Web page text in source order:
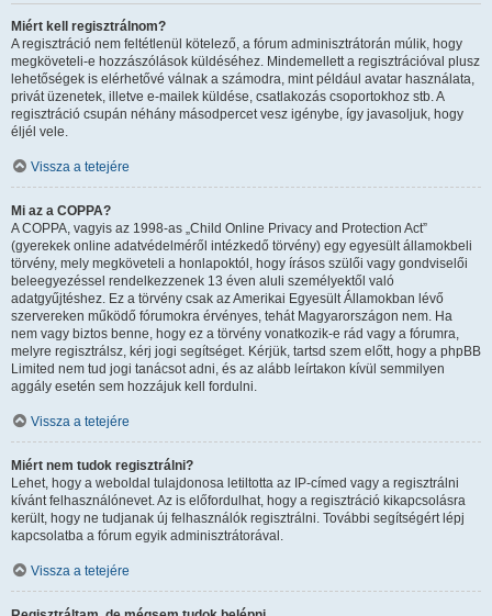
Miért kell regisztrálnom?
A regisztráció nem feltétlenül kötelező, a fórum adminisztrátorán múlik, hogy
megköveteli-e hozzászólások küldéséhez. Mindemellett a regisztrációval plusz
lehetőségek is elérhetővé válnak a számodra, mint például avatar használata,
privát üzenetek, illetve e-mailek küldése, csatlakozás csoportokhoz stb. A
regisztráció csupán néhány másodpercet vesz igénybe, így javasoljuk, hogy
éljél vele.
Vissza a tetejére
Mi az a COPPA?
A COPPA, vagyis az 1998-as „Child Online Privacy and Protection Act”
(gyerekek online adatvédelméről intézkedő törvény) egy egyesült államokbeli
törvény, mely megköveteli a honlapoktól, hogy írásos szülői vagy gondviselői
beleegyezéssel rendelkezzenek 13 éven aluli személyektől való
adatgyűjtéshez. Ez a törvény csak az Amerikai Egyesült Államokban lévő
szervereken működő fórumokra érvényes, tehát Magyarországon nem. Ha
nem vagy biztos benne, hogy ez a törvény vonatkozik-e rád vagy a fórumra,
melyre regisztrálsz, kérj jogi segítséget. Kérjük, tartsd szem előtt, hogy a phpBB
Limited nem tud jogi tanácsot adni, és az alább leírtakon kívül semmilyen
aggály esetén sem hozzájuk kell fordulni.
Vissza a tetejére
Miért nem tudok regisztrálni?
Lehet, hogy a weboldal tulajdonosa letiltotta az IP-címed vagy a regisztrálni
kívánt felhasználónevet. Az is előfordulhat, hogy a regisztráció kikapcsolásra
került, hogy ne tudjanak új felhasználók regisztrálni. További segítségért lépj
kapcsolatba a fórum egyik adminisztrátorával.
Vissza a tetejére